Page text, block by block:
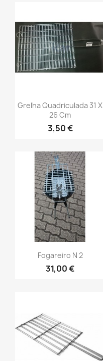
Grelha Quadriculada 31 X
26 Cm
3,50 €
Fogareiro N 2
31,00 €